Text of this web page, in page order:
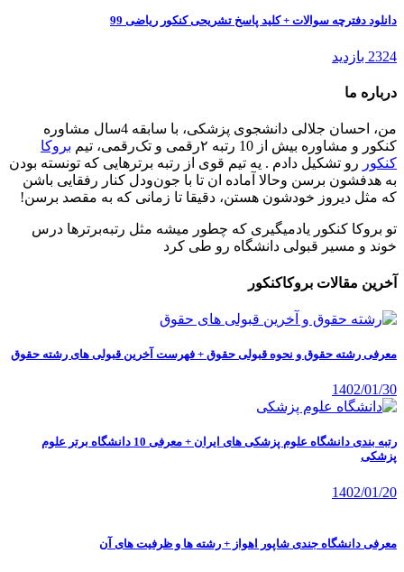
دانلود دفترچه سوالات + کلید پاسخ تشریحی کنکور ریاضی 99
2324 بازدید
درباره ما
من، احسان جلالی دانشجوی پزشکی، با سابقه 4سال مشاوره
کنکور و مشاوره بیش از 10 رتبه ۲رقمی و تک‌رقمی، تیم
بروکا
کنکور رو تشکیل دادم . یه تیم قوی از رتبه برترهایی که تونسته بودن
به هدفشون برسن وحالا آماده ان تا با جون‌ودل کنار رفقایی باشن
که مثل دیروز خودشون هستن، دقیقا تا زمانی که به مقصد برسن!
تو بروکا کنکور یادمیگیری که چطور میشه مثل رتبه‌برترها درس
خوند و مسیر قبولی دانشگاه رو طی کرد
آخرین مقالات بروکاکنکور
معرفی رشته حقوق و نحوه قبولی حقوق + فهرست آخرین قبولی های رشته حقوق
1402/01/30
رتبه بندی دانشگاه علوم پزشکی های ایران + معرفی 10 دانشگاه برتر علوم
پزشکی
1402/01/20
معرفی دانشگاه جندی شاپور اهواز + رشته ها و ظرفیت های آن